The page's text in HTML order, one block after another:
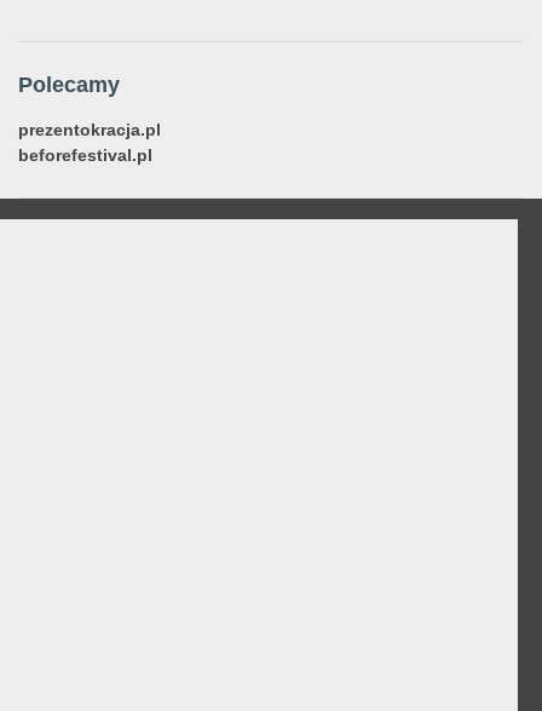
Polecamy
prezentokracja.pl
beforefestival.pl